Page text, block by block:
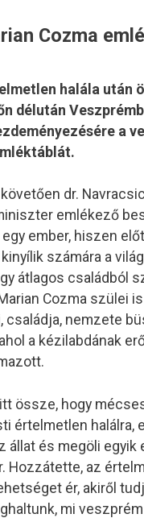
Cozma
halála után
délután
a
dr.
emlékező
ember, hiszen
számára a
átlagos családból
Cozma szülei
nemzete
a kézilabdának
össze, hogy
értelmetlen halálra,
állat és megöli
Hozzátette, az
ér, akiről
mi